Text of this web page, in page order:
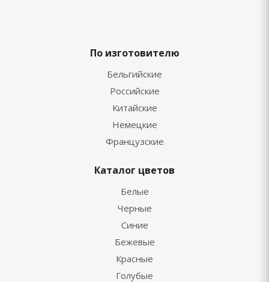
По изготовителю
Бельгийские
Российские
Китайские
Немецкие
Французские
Каталог цветов
Белые
Черные
Синие
Бежевые
Красные
Голубые